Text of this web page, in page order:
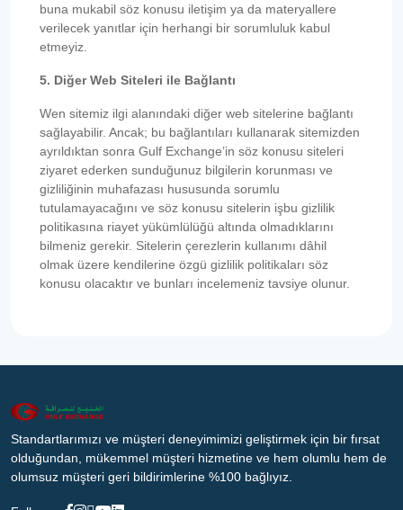
buna mukabil söz konusu iletişim ya da materyallere
verilecek yanıtlar için herhangi bir sorumluluk kabul
etmeyiz.
5. Diğer Web Siteleri ile Bağlantı
Wen sitemiz ilgi alanındaki diğer web sitelerine bağlantı
sağlayabilir. Ancak; bu bağlantıları kullanarak sitemizden
ayrıldıktan sonra Gulf Exchange’in söz konusu siteleri
ziyaret ederken sunduğunuz bilgilerin korunması ve
gizliliğinin muhafazası hususunda sorumlu
tutulamayacağını ve söz konusu sitelerin işbu gizlilik
politikasına riayet yükümlülüğü altında olmadıklarını
bilmeniz gerekir. Sitelerin çerezlerin kullanımı dâhil
olmak üzere kendilerine özgü gizlilik politikaları söz
konusu olacaktır ve bunları incelemeniz tavsiye olunur.
Standartlarımızı ve müşteri deneyimimizi geliştirmek için bir fırsat
olduğundan, mükemmel müşteri hizmetine ve hem olumlu hem de
olumsuz müşteri geri bildirimlerine %100 bağlıyız.